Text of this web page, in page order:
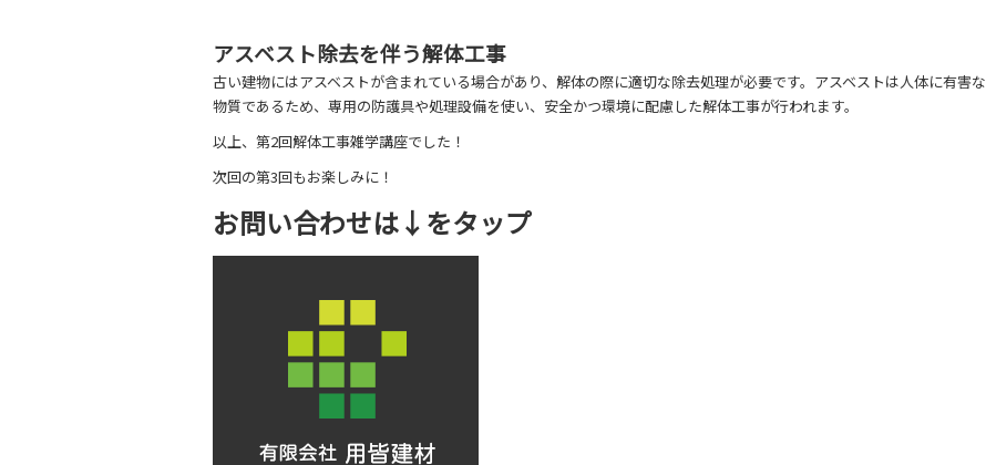
アスベスト除去を伴う解体工事
古い建物にはアスベストが含まれている場合があり、解体の際に適切な除去処理が必要です。アスベストは人体に有害な
物質であるため、専用の防護具や処理設備を使い、安全かつ環境に配慮した解体工事が行われます。
以上、第2回解体工事雑学講座でした！
次回の第3回もお楽しみに！
お問い合わせは↓をタップ